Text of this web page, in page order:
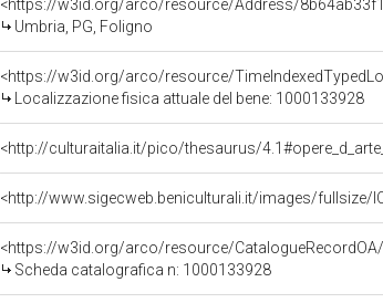
<https://w3id.org/arco/resource/Address/
Umbria, PG, Foligno
<https://w3id.org/arco/resource/
Localizzazione fisica attuale del bene: 1000133928
<http://culturaitalia.it/pico/thesaurus/
<http://www.sigecweb.beniculturali.it/images/fullsize/
<https://w3id.org/arco/resource/
Scheda catalografica n: 1000133928